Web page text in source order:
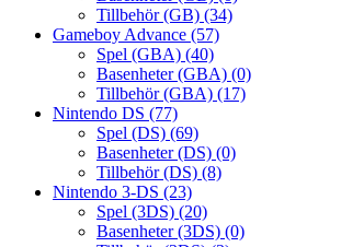
Tillbehör (GB) (34)
Gameboy Advance (57)
Spel (GBA) (40)
Basenheter (GBA) (0)
Tillbehör (GBA) (17)
Nintendo DS (77)
Spel (DS) (69)
Basenheter (DS) (0)
Tillbehör (DS) (8)
Nintendo 3-DS (23)
Spel (3DS) (20)
Basenheter (3DS) (0)